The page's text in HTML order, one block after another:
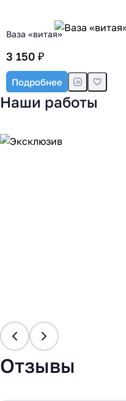
Ваза «витая»
3 150 ₽
Подробнее
Наши работы
Отзывы